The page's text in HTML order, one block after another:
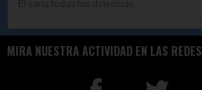
Él sana todas tus dolencias
MIRA NUESTRA ACTIVIDAD EN LAS